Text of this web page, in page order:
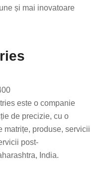
și mai inovatoare
este o companie
de precizie, cu o
matrițe, produse, servicii
post-
India.